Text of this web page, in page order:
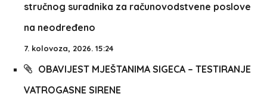
stručnog suradnika za računovodstvene poslove
na neodređeno
7. kolovoza, 2026. 15:24
OBAVIJEST MJEŠTANIMA SIGECA – TESTIRANJE
VATROGASNE SIRENE